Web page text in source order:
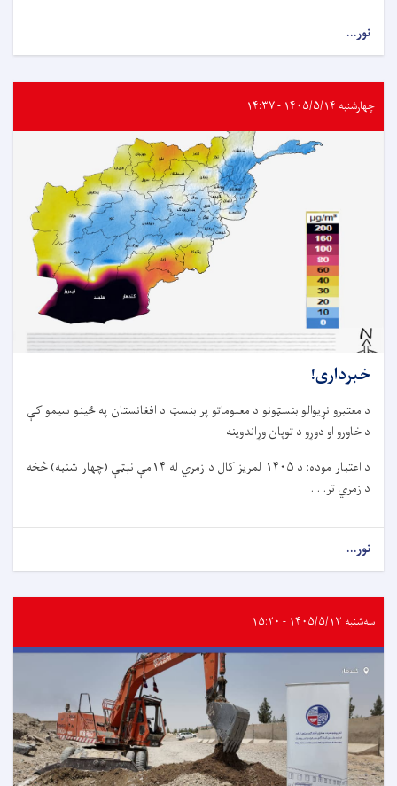
نور...
چهارشنبه ۱۴۰۵/۵/۱۴ - ۱۴:۳۷
خبرداری!
د معتبرو نړیوالو بنسټونو د معلوماتو پر بنسټ د افغانستان په ځینو سیمو کې
د خاورو او دوړو د توپان وړاندوینه
د اعتبار موده: د ۱۴۰۵ لمریز کال د زمري له ۱۴مې نېټې (چهار شنبه) څخه
د زمري تر. . .
نور...
سه‌شنبه ۱۴۰۵/۵/۱۳ - ۱۵:۲۰